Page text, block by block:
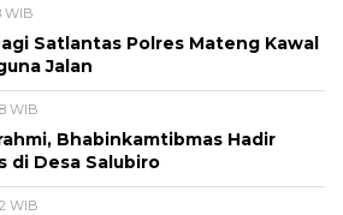
WIB
Satlantas Polres Mateng Kawal
Jalan
WIB
Bhabinkamtibmas Hadir
di Desa Salubiro
WIB